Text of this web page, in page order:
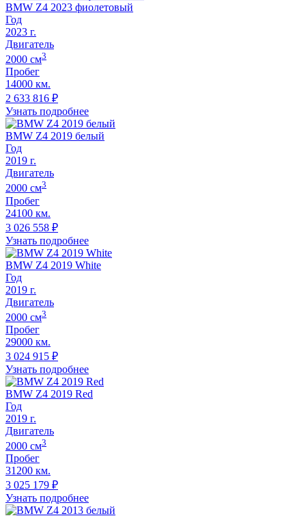
BMW Z4 2023 фиолетовый
Год
2023 г.
Двигатель
2000 cм3
Пробег
14000 км.
2 633 816 ₽
Узнать подробнее
BMW Z4 2019 белый
Год
2019 г.
Двигатель
2000 cм3
Пробег
24100 км.
3 026 558 ₽
Узнать подробнее
BMW Z4 2019 White
Год
2019 г.
Двигатель
2000 cм3
Пробег
29000 км.
3 024 915 ₽
Узнать подробнее
BMW Z4 2019 Red
Год
2019 г.
Двигатель
2000 cм3
Пробег
31200 км.
3 025 179 ₽
Узнать подробнее